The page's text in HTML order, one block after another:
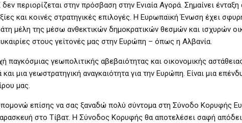
περιορίζεται στην πρόσβαση στην Ενιαία Αγορά. Σημαίνει
και κοινές στρατηγικές επιλογές. Η Ευρωπαϊκή Ένωση έχει
μέλη της μέσω ανθεκτικών δημοκρατικών θεσμών και ισχυρών
στους γείτονές μας στην Ευρώπη – όπως η Αλβανία.
παγκόσμιας γεωπολιτικής αβεβαιότητας και οικονομικής
και μια γεωστρατηγική αναγκαιότητα για την Ευρώπη. Είναι μια
μας.
επίσης να σας ξαναδώ πολύ σύντομα στη Σύνοδο Κορυφής
στο Τίβατ. Η Σύνοδος Κορυφής θα αποτελέσει σαφή